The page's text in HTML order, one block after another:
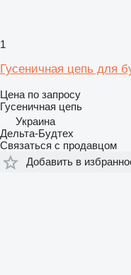
1
Гусеничная цепь для
Цена по запросу
Гусеничная цепь
Украина
Дельта-Будтех
Связаться с продавцом
Добавить в